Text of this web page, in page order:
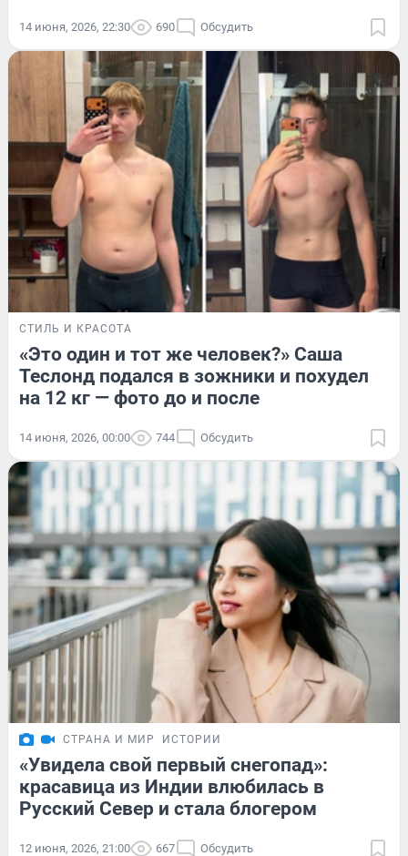
14 июня, 2026, 22:30 690 Обсудить
СТИЛЬ И КРАСОТА
«Это один и тот же человек?» Саша
Теслонд подался в зожники и похудел
на 12 кг — фото до и после
14 июня, 2026, 00:00 744 Обсудить
СТРАНА И МИР ИСТОРИИ
«Увидела свой первый снегопад»:
красавица из Индии влюбилась в
Русский Север и стала блогером
12 июня, 2026, 21:00 667 Обсудить